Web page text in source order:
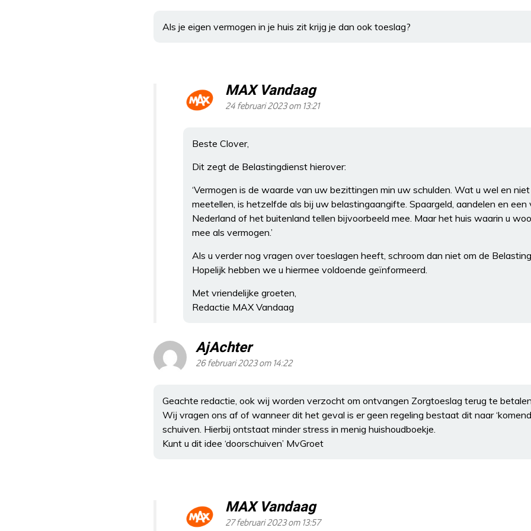
Als je eigen vermogen in je huis zit krijg je dan ook toeslag?
MAX Vandaag
24 februari 2023 om 13:21
Beste Clover,
Dit zegt de Belastingdienst hierover:
‘Vermogen is de waarde van uw bezittingen min uw schulden. Wat u wel en
meetellen, is hetzelfde als bij uw belastingaangifte. Spaargeld, aandelen en een
Nederland of het buitenland tellen bijvoorbeeld mee. Maar het huis waarin u
mee als vermogen.’
Als u verder nog vragen over toeslagen heeft, schroom dan niet om de
Hopelijk hebben we u hiermee voldoende geïnformeerd.
Met vriendelijke groeten,
Redactie MAX Vandaag
AjAchter
26 februari 2023 om 14:22
Geachte redactie, ook wij worden verzocht om ontvangen Zorgtoeslag terug te
Wij vragen ons af of wanneer dit het geval is er geen regeling bestaat dit naar
schuiven. Hierbij ontstaat minder stress in menig huishoudboekje.
Kunt u dit idee ‘doorschuiven’ MvGroet
MAX Vandaag
27 februari 2023 om 13:57